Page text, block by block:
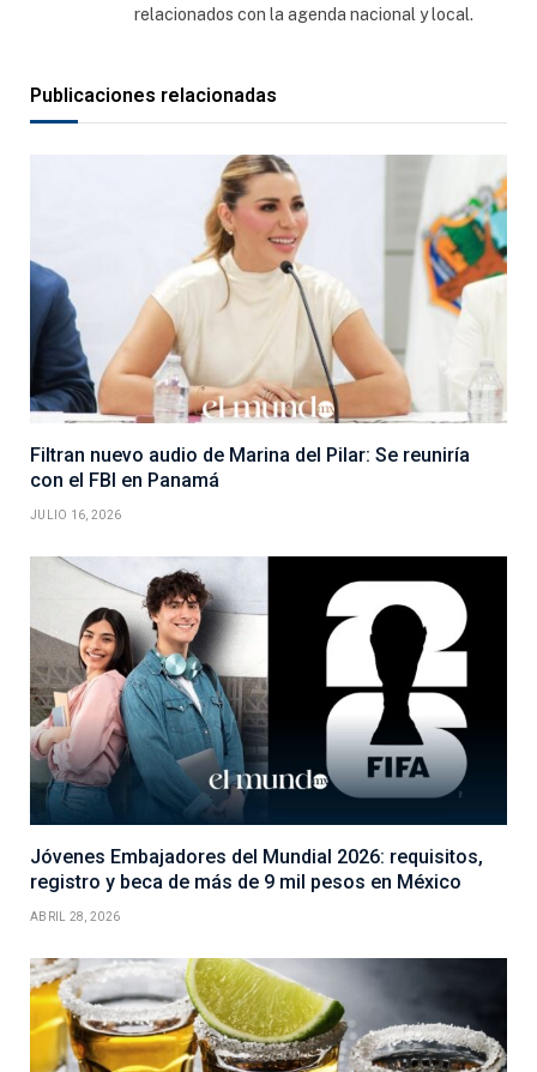
relacionados con la agenda nacional y local.
Publicaciones relacionadas
Filtran nuevo audio de Marina del Pilar: Se reuniría
con el FBI en Panamá
JULIO 16, 2026
Jóvenes Embajadores del Mundial 2026: requisitos,
registro y beca de más de 9 mil pesos en México
ABRIL 28, 2026